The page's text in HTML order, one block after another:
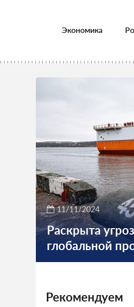
Экономика
11/11/2024
Раскрыта
глобальной
Рекомендуем